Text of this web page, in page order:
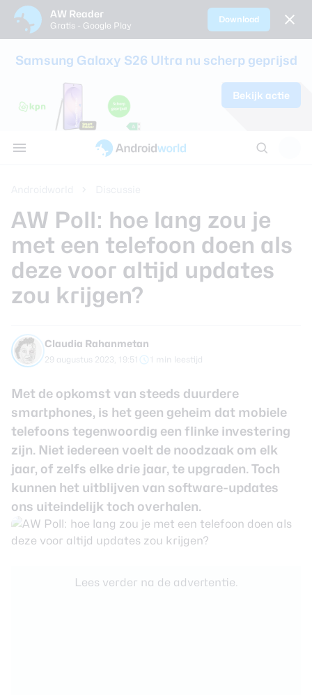
AW Reader
Gratis - Google Play
Download
Samsung Galaxy S26 Ultra nu scherp geprijsd
Bekijk actie
AW Poll: hoe lang zou je
met een telefoon doen als
deze voor altijd updates
zou krijgen?
Claudia Rahanmetan
29 augustus 2023, 19:51 1 min leestijd
Met de opkomst van steeds duurdere
smartphones, is het geen geheim dat mobiele
telefoons tegenwoordig een flinke investering
zijn. Niet iedereen voelt de noodzaak om elk
jaar, of zelfs elke drie jaar, te upgraden. Toch
kunnen het uitblijven van software-updates
ons uiteindelijk toch overhalen.
Lees verder na de advertentie.
Login
Nieuwsbrief
Alle reviews
review
Samsung
review
Oppo Find
Alle
kinderen
Beste
Beste
Smartphones
Oordopjes
koptelefoons
Tablets
AW